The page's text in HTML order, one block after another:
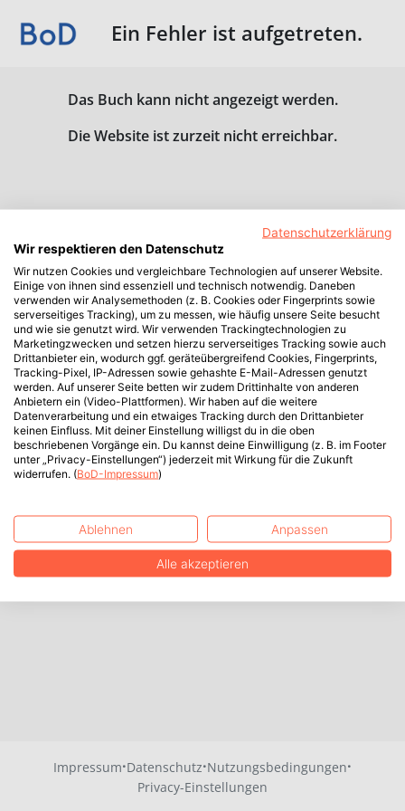
Ein Fehler ist aufgetreten.
Das Buch kann nicht angezeigt werden.
Die Website ist zurzeit nicht erreichbar.
Impressum·Datenschutz·Nutzungsbedingungen·
Privacy-Einstellungen
Datenschutzerklärung
Wir respektieren den Datenschutz
Wir nutzen Cookies und vergleichbare Technologien auf unserer Website.
Einige von ihnen sind essenziell und technisch notwendig. Daneben
verwenden wir Analysemethoden (z. B. Cookies oder Fingerprints sowie
serverseitiges Tracking), um zu messen, wie häufig unsere Seite besucht
und wie sie genutzt wird. Wir verwenden Trackingtechnologien zu
Marketingzwecken und setzen hierzu serverseitiges Tracking sowie auch
Drittanbieter ein, wodurch ggf. geräteübergreifend Cookies, Fingerprints,
Tracking-Pixel, IP-Adressen sowie gehashte E-Mail-Adressen genutzt
werden. Auf unserer Seite betten wir zudem Drittinhalte von anderen
Anbietern ein (Video-Plattformen). Wir haben auf die weitere
Datenverarbeitung und ein etwaiges Tracking durch den Drittanbieter
keinen Einfluss. Mit deiner Einstellung willigst du in die oben
beschriebenen Vorgänge ein. Du kannst deine Einwilligung (z. B. im Footer
unter „Privacy-Einstellungen“) jederzeit mit Wirkung für die Zukunft
widerrufen. (BoD-Impressum)
Ablehnen Anpassen
Alle akzeptieren